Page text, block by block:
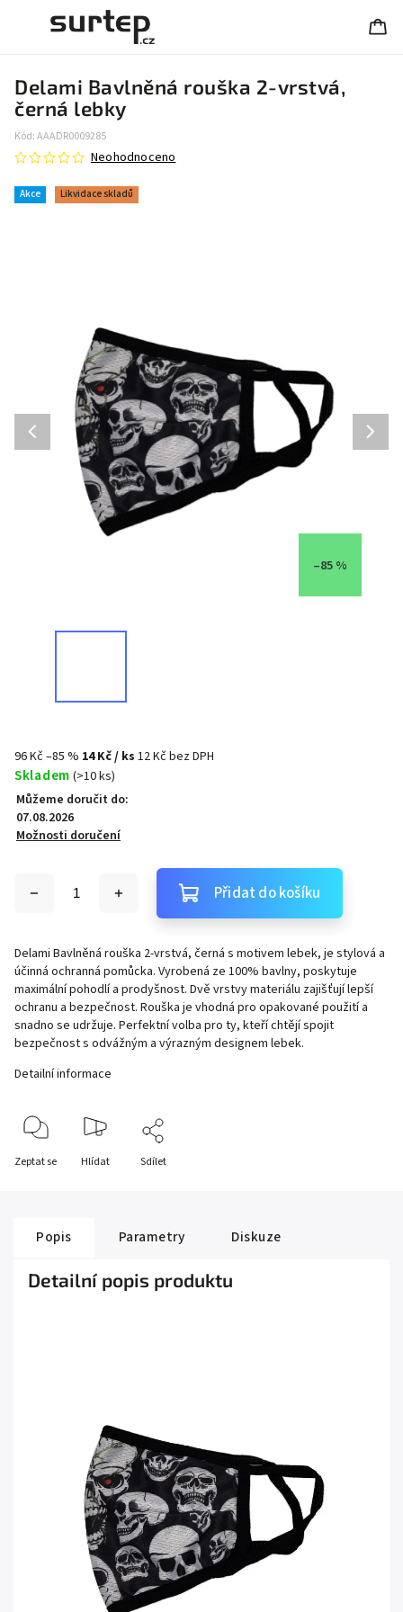
Delami Bavlněná rouška 2-vrstvá,
černá lebky
Kód:AAADR0009285
Akce Likvidace skladů
Neohodnoceno
–85 %
96 Kč–85 % 14 Kč/ ks 12 Kč bez DPH
Skladem (>10 ks)
Můžeme doručit do:
07.08.2026
Možnosti doručení
Přidat do košíku
Delami Bavlněná rouška 2-vrstvá, černá s motivem lebek, je stylová a
účinná ochranná pomůcka. Vyrobená ze 100% bavlny, poskytuje
maximální pohodlí a prodyšnost. Dvě vrstvy materiálu zajišťují lepší
ochranu a bezpečnost. Rouška je vhodná pro opakované použití a
snadno se udržuje. Perfektní volba pro ty, kteří chtějí spojit
bezpečnost s odvážným a výrazným designem lebek.
Detailní informace
Zeptat se Hlídat Sdílet
Popis Parametry Diskuze
Detailní popis produktu